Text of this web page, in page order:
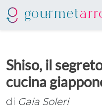
Shiso, il
cucina
di Gaia Soleri